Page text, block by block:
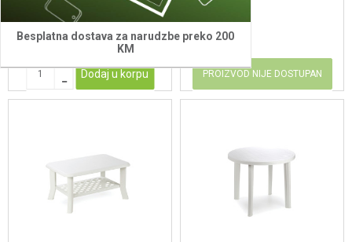
Besplatna dostava za narudzbe preko 200
KM
Dodaj u korpu PROIZVOD NIJE DOSTUPAN